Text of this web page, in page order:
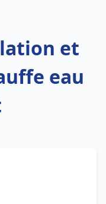
et
eau